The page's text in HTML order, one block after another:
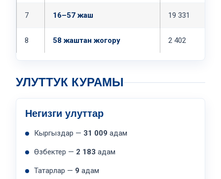
7 16–57 жаш 19 331
8 58 жаштан жогору 2 402
УЛУТТУК КУРАМЫ
Негизги улуттар
Кыргыздар — 31 009 адам
Өзбектер — 2 183 адам
Татарлар — 9 адам